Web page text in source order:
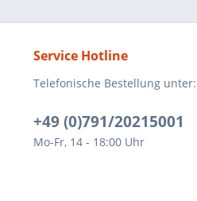
Service Hotline
Telefonische Bestellung unter:
+49 (0)791/20215001
Mo-Fr, 14 - 18:00 Uhr